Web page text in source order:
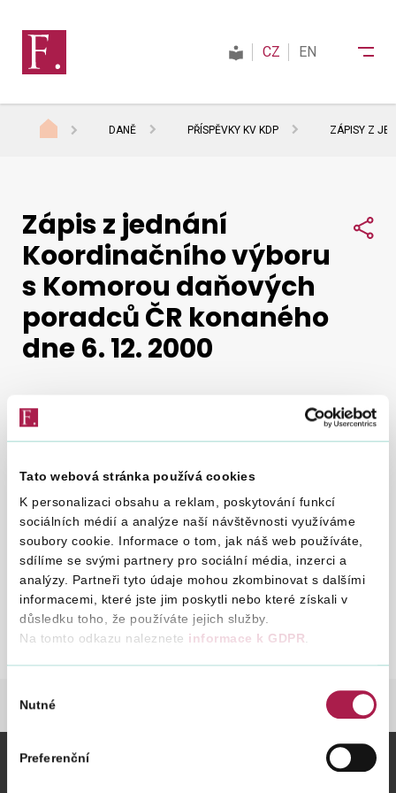
Tato webová stránka používá cookies
K personalizaci obsahu a reklam, poskytování funkcí
sociálních médií a analýze naší návštěvnosti využíváme
soubory cookie. Informace o tom, jak náš web používáte,
sdílíme se svými partnery pro sociální média, inzerci a
analýzy. Partneři tyto údaje mohou zkombinovat s dalšími
informacemi, které jste jim poskytli nebo které získali v
důsledku toho, že používáte jejich služby.
Na tomto odkazu naleznete informace k GDPR
souhlasu
Nutné
Preferenční
Daně
Mezinárodní spolupráce
Kontakty
CZ EN
DANĚ PŘÍSPĚVKY KV KDP ZÁPISY Z
6. 12. 2000
Zápis z jednání Koordinačního
výboru s Komorou daňových
poradců ČR konaného dne 6. 12.
Zápis z jednání
Koordinačního výboru
s Komorou daňových
poradců ČR konaného
dne 6. 12. 2000
Zobraz obsah
ZÁPISY Z